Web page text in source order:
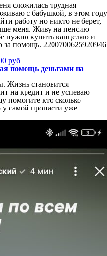
сложилась трудная
с бабушкой, в этом году
работу но никто не берет,
меня. Живу на пенсию
нужно купить канцеляю и
за помощь. 2200700625920946
руб
помощь деньгами на
Жизнь становится
на кредит и не успеваю
помогите кто сколько
самой пропасти уже